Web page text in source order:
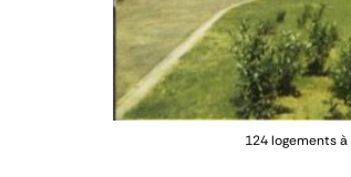
124 logements